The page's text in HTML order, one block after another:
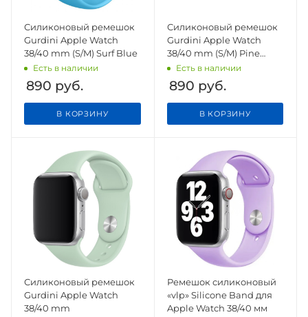
Силиконовый ремешок
Gurdini Apple Watch
38/40 mm (S/M) Surf Blue
Есть в наличии
890 руб.
В КОРЗИНУ
Силиконовый ремешок
Gurdini Apple Watch
38/40 mm (S/M) Pine
Green
Есть в наличии
890 руб.
В КОРЗИНУ
Силиконовый ремешок
Gurdini Apple Watch
38/40 mm
Ремешок силиконовый
«vlp» Silicone Band для
Apple Watch 38/40 мм